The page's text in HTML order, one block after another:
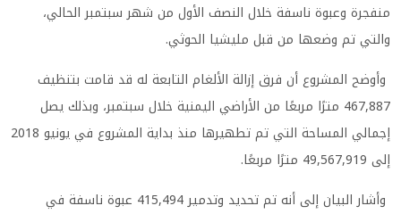
منفجرة وعبوة ناسفة خلال النصف الأول من شهر سبتمبر الحالي،
والتي تم وضعها من قبل مليشيا الحوثي.
وأوضح المشروع أن فرق إزالة الألغام التابعة له قد قامت بتنظيف
467,887 مترًا مربعًا من الأراضي اليمنية خلال سبتمبر، وبذلك يصل
إجمالي المساحة التي تم تطهيرها منذ بداية المشروع في يونيو 2018
إلى 49,567,919 مترًا مربعًا.
وأشار البيان إلى أنه تم تحديد وتدمير 415,494 عبوة ناسفة في